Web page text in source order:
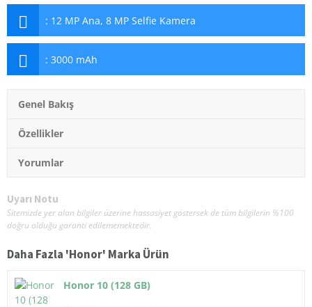
: 12 MP Ana, 8 MP Selfie Kamera
: 3000 mAh
Genel Bakış
Özellikler
Yorumlar
Uyarı Notu
Sitemizde yer alan bilgiler üzerine hassasiyet göstersek de tüm bilgilerin %100
doğru olduğu garanti edilememektedir.
Daha Fazla 'Honor' Marka Ürün
Honor 10 (128 GB)